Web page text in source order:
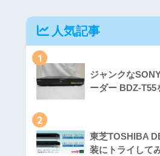
人気記事
1
ジャンクな
ーダー BDZ-T55
2
東芝TOSHIBA
装にトライして